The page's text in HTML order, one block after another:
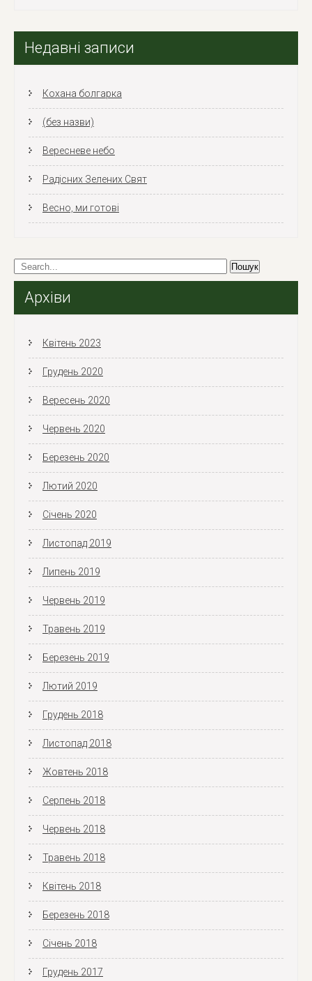
Недавні записи
Кохана болгарка
(без назви)
Вересневе небо
Радісних Зелених Свят
Весно, ми готові
Архіви
Квітень 2023
Грудень 2020
Вересень 2020
Червень 2020
Березень 2020
Лютий 2020
Січень 2020
Листопад 2019
Липень 2019
Червень 2019
Травень 2019
Березень 2019
Лютий 2019
Грудень 2018
Листопад 2018
Жовтень 2018
Серпень 2018
Червень 2018
Травень 2018
Квітень 2018
Березень 2018
Січень 2018
Грудень 2017